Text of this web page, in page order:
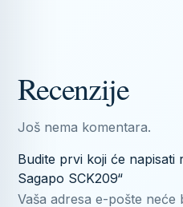
Recenzije
Još nema komentara.
Budite prvi koji će napisati
Sagapo SCK209“
Vaša adresa e-pošte neće